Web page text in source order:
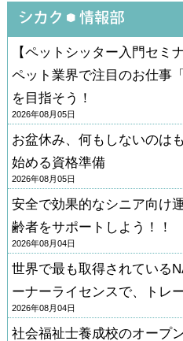
【ペットシッター入門セミ
ペット業界で注目のお仕事
を目指そう！
2026年08月05日
お盆休み、何もしないのは
始める資格準備
2026年08月05日
安全で効果的なシニア向け
齢者をサポートしよう！！
2026年08月04日
世界で最も取得されている
ーナーライセンスで、トレ
2026年08月04日
社会福祉士養成校のオープ